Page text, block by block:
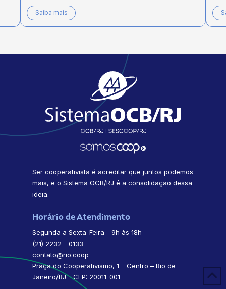
Saiba mais
Ser cooperativista é acreditar que juntos podemos
mais, e o Sistema OCB/RJ é a consolidação dessa
ideia.
Horário de Atendimento
Segunda a Sexta-Feira - 9h às 18h
(21) 2232 - 0133
contato@rio.coop
Praça do Cooperativismo, 1 – Centro – Rio de
Janeiro/RJ - CEP: 20011-001